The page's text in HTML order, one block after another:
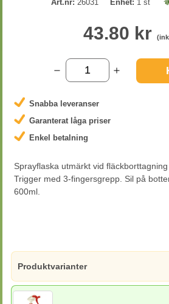
Art.nr: 26031 Enhet: 1 st
43.80 kr
Snabba leveranser
Garanterat låga priser
Enkel betalning
Sprayflaska utmärkt vid
Trigger med 3-fingersgrepp. Sil på
600ml.
Produktvarianter